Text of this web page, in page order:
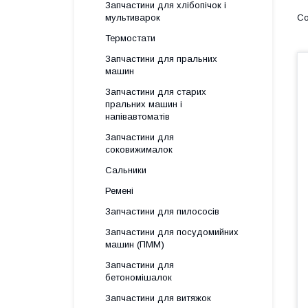
Запчастини для хлібопічок і
мультиварок
Термостати
Запчастини для пральних
машин
Запчастини для старих
пральних машин і
напівавтоматів
Запчастини для
соковижималок
Сальники
Ремені
Запчастини для пилососів
Запчастини для посудомийних
машин (ПММ)
Запчастини для
бетономішалок
Запчастини для витяжок